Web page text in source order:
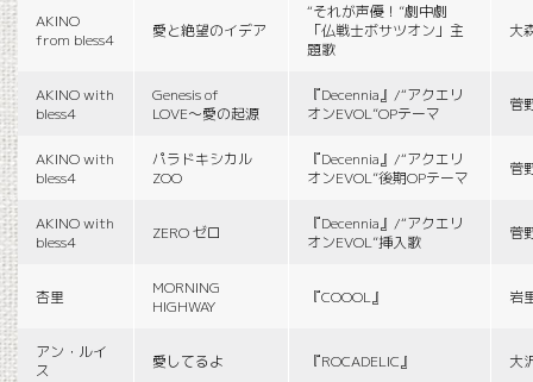
AKINO
from bless4
愛と絶望のイデア
“それが声優！”劇中劇
「仏戦士ボサツオン」主
題歌
大
AKINO with
bless4
Genesis of
LOVE〜愛の起源
『Decennia』/“アクエリ
オンEVOL”OPテーマ
菅
AKINO with
bless4
パラドキシカル
ZOO
『Decennia』/“アクエリ
オンEVOL”後期OPテーマ
菅
AKINO with
bless4
ZERO ゼロ
『Decennia』/“アクエリ
オンEVOL”挿入歌
菅
杏里
MORNING
HIGHWAY
『COOOL』 岩
アン・ルイ
ス
愛してるよ 『ROCADELIC』 大